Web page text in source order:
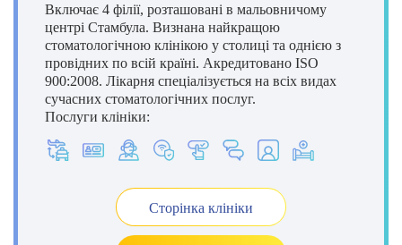
Включає 4 філії, розташовані в мальовничому
центрі Стамбула. Визнана найкращою
стоматологічною клінікою у столиці та однією з
провідних по всій країні. Акредитовано ISO
900:2008. Лікарня спеціалізується на всіх видах
сучасних стоматологічних послуг.
Послуги клініки:
Сторінка клініки